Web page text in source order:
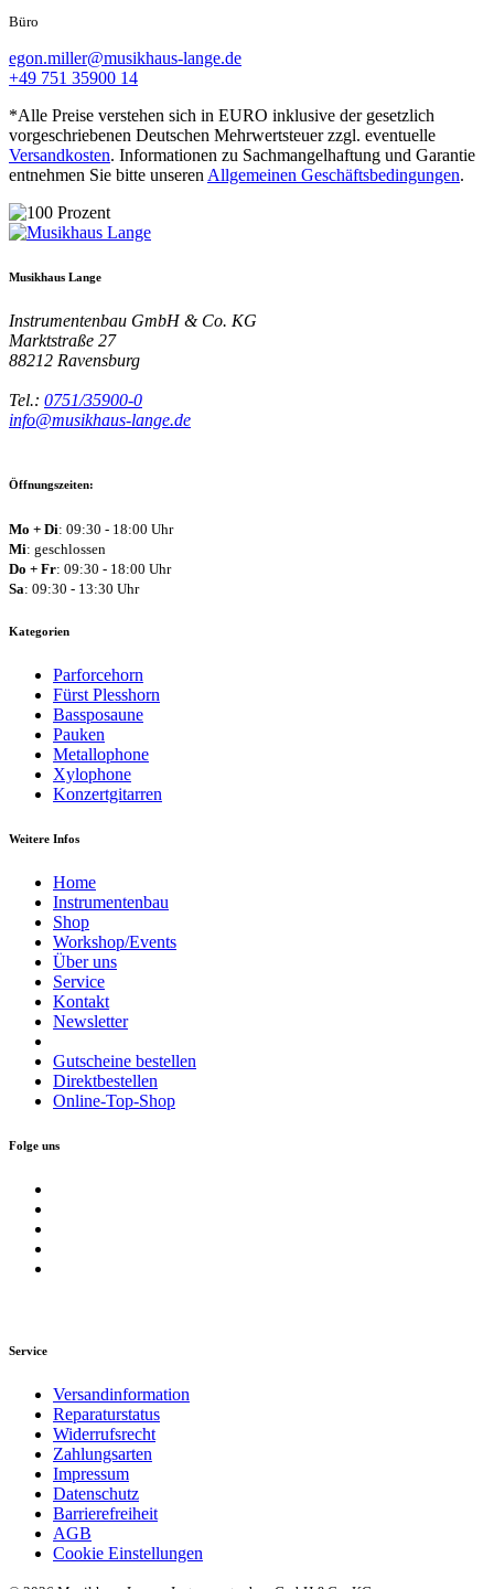
Büro
egon.miller@musikhaus-lange.de
+49 751 35900 14
*Alle Preise verstehen sich in EURO inklusive der gesetzlich
vorgeschriebenen Deutschen Mehrwertsteuer zzgl. eventuelle
Versandkosten. Informationen zu Sachmangelhaftung und Garantie
entnehmen Sie bitte unseren Allgemeinen Geschäftsbedingungen.
Musikhaus Lange
Instrumentenbau GmbH & Co. KG
Marktstraße 27
88212 Ravensburg
Tel.: 0751/35900-0
info@musikhaus-lange.de
Öffnungszeiten:
Mo + Di: 09:30 - 18:00 Uhr
Mi: geschlossen
Do + Fr: 09:30 - 18:00 Uhr
Sa: 09:30 - 13:30 Uhr
Kategorien
Parforcehorn
Fürst Plesshorn
Bassposaune
Pauken
Metallophone
Xylophone
Konzertgitarren
Weitere Infos
Home
Instrumentenbau
Shop
Workshop/Events
Über uns
Service
Kontakt
Newsletter
Gutscheine bestellen
Direktbestellen
Online-Top-Shop
Folge uns
Service
Versandinformation
Reparaturstatus
Widerrufsrecht
Zahlungsarten
Impressum
Datenschutz
Barrierefreiheit
AGB
Cookie Einstellungen